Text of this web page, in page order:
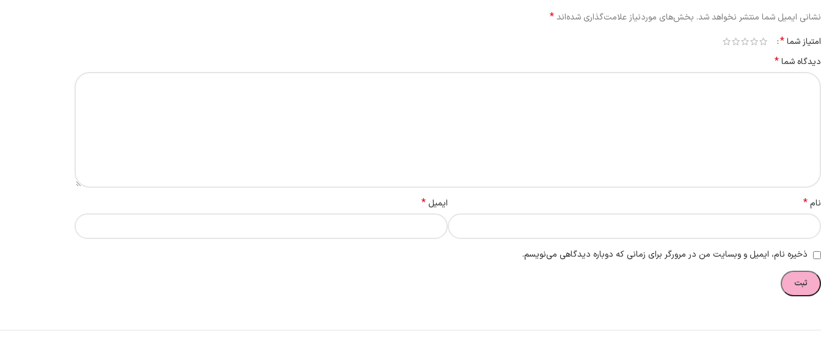
نشانی ایمیل شما منتشر نخواهد شد. بخش‌های موردنیاز علامت‌گذاری شده‌اند*
امتیاز شما*
دیدگاه شما*
نام* ایمیل *
ذخیره نام، ایمیل و وبسایت من در مرورگر برای زمانی که دوباره دیدگاهی می‌نویسم.